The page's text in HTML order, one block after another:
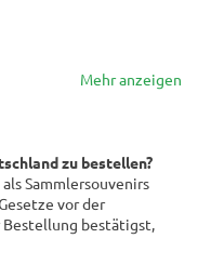
Mehr anzeigen
zu bestellen?
Sammlersouvenirs
vor der
Bestellung bestätigst,